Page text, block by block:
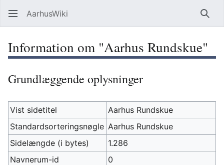
AarhusWiki Søg
Information om "Aarhus Rundskue"
Grundlæggende oplysninger
Vist sidetitel
Aarhus Rundskue
Standardsorteringsnøgle Aarhus Rundskue
Sidelængde (i bytes)
1.286
Navnerum-id
0